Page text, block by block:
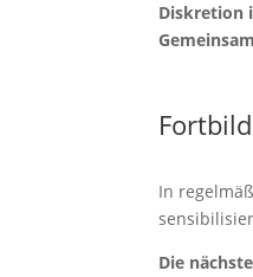
Diskretion
In
Die